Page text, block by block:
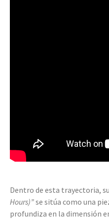
Dentro de esta trayectoria,
Hours)”se sitúa como una
profundiza en la dimensión